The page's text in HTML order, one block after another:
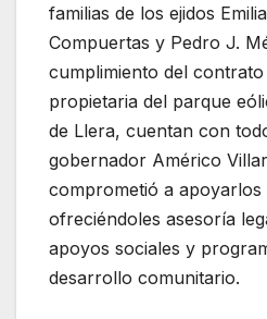
familias de los ejidos
Compuertas y Pedro J.
cumplimiento del
propietaria del parque
de Llera, cuentan con
gobernador Américo
comprometió a apoyarlos
ofreciéndoles asesoría
apoyos sociales y
desarrollo comunitario.